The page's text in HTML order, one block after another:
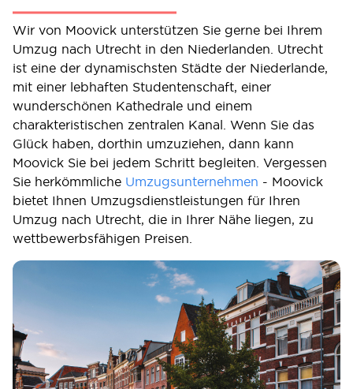
Wir von Moovick unterstützen Sie gerne bei Ihrem
Umzug nach Utrecht in den Niederlanden. Utrecht
ist eine der dynamischsten Städte der Niederlande,
mit einer lebhaften Studentenschaft, einer
wunderschönen Kathedrale und einem
charakteristischen zentralen Kanal. Wenn Sie das
Glück haben, dorthin umzuziehen, dann kann
Moovick Sie bei jedem Schritt begleiten. Vergessen
Sie herkömmliche Umzugsunternehmen - Moovick
bietet Ihnen Umzugsdienstleistungen für Ihren
Umzug nach Utrecht, die in Ihrer Nähe liegen, zu
wettbewerbsfähigen Preisen.